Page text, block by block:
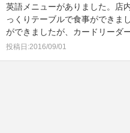
英語メニューがありました。店
っくりテーブルで食事ができま
ができましたが、カードリーダ
投稿日:2016/09/01